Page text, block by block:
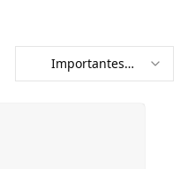
Importantes
primero